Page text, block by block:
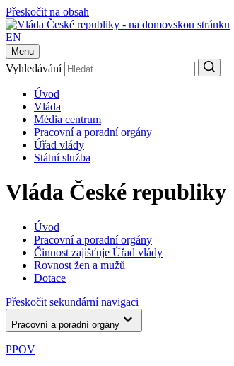
Přeskočit na obsah
EN
Menu
Vyhledávání
Úvod
Vláda
Média centrum
Pracovní a poradní orgány
Úřad vlády
Státní služba
Vláda České republiky
Úvod
Pracovní a poradní orgány
Činnost zajišťuje Úřad vlády
Rovnost žen a mužů
Dotace
Přeskočit sekundární navigaci
Pracovní a poradní orgány
PPOV